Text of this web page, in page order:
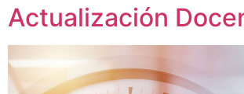
Actualización